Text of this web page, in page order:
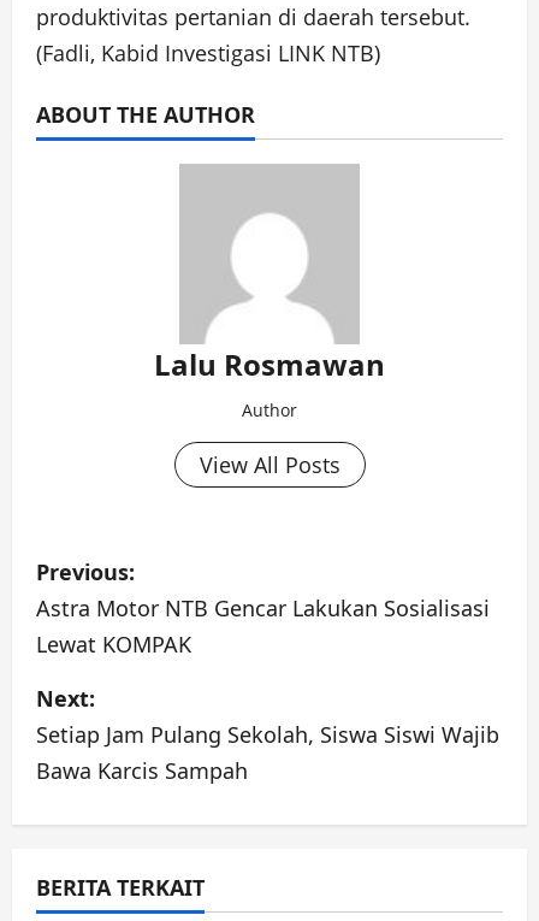
produktivitas pertanian di daerah tersebut.
(Fadli, Kabid Investigasi LINK NTB)
ABOUT THE AUTHOR
Lalu Rosmawan
Author
View All Posts
P
o
s
t
n
a
Previous:
Astra Motor NTB Gencar Lakukan Sosialisasi
Lewat KOMPAK
Next:
Setiap Jam Pulang Sekolah, Siswa Siswi Wajib
Bawa Karcis Sampah
BERITA TERKAIT